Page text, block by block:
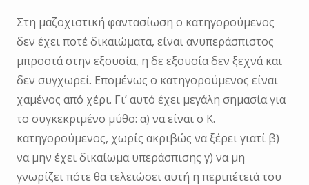
Στη μαζοχιστική φαντασίωση ο κατηγορούμενος
δεν έχει ποτέ δικαιώματα, είναι ανυπεράσπιστος
μπροστά στην εξουσία, η δε εξουσία δεν ξεχνά και
δεν συγχωρεί. Επομένως ο κατηγορούμενος είναι
χαμένος από χέρι. Γι’ αυτό έχει μεγάλη σημασία για
το συγκεκριμένο μύθο: α) να είναι ο Κ.
κατηγορούμενος, χωρίς ακριβώς να ξέρει γιατί β)
να μην έχει δικαίωμα υπεράσπισης γ) να μη
γνωρίζει πότε θα τελειώσει αυτή η περιπέτειά του